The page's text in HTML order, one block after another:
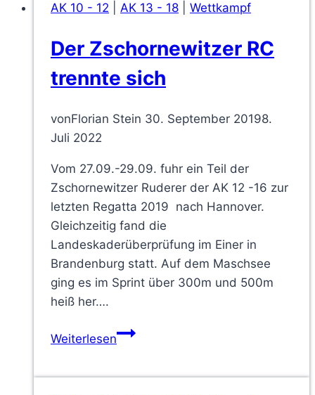
Wettkampf
Saison
Magdeburg
AK 10 - 12 AK 13 - 18 Wettkampf
Der Zschornewitzer RC
trennte sich
vonFlorian Stein 30. September 20198.
Juli 2022
Vom 27.09.-29.09. fuhr ein Teil der
Zschornewitzer Ruderer der AK 12 -16 zur
letzten Regatta 2019 nach Hannover.
Gleichzeitig fand die
Landeskaderüberprüfung im Einer in
Brandenburg statt. Auf dem Maschsee
ging es im Sprint über 300m und 500m
heiß her….
WeiterlesenDer